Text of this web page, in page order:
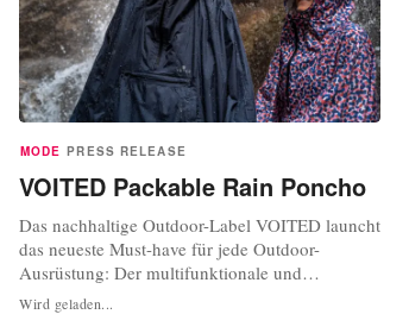
MODE PRESS RELEASE
VOITED Packable Rain Poncho
Das nachhaltige Outdoor-Label VOITED launcht
das neueste Must-have für jede Outdoor-
Ausrüstung: Der multifunktionale und
verstaubare VOITED Packable Rain Poncho ist
der ideale Begleiter für unberechenbare
Wird geladen...